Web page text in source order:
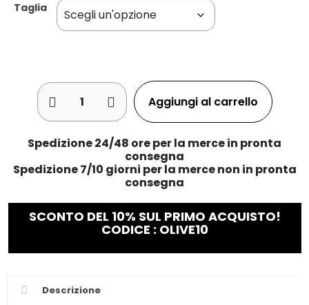
Taglia
Aggiungi al carrello
Spedizione 24/48 ore per la merce in pronta
consegna
Spedizione 7/10 giorni per la merce non in pronta
consegna
SCONTO DEL 10% SUL PRIMO ACQUISTO!
CODICE : OLIVE10
Descrizione